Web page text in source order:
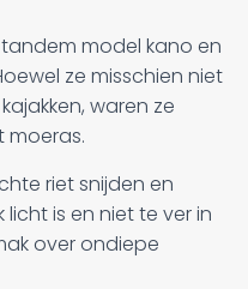
model kano en
ze misschien niet
waren ze
moeras.
riet snijden en
is en niet te ver in
over ondiepe